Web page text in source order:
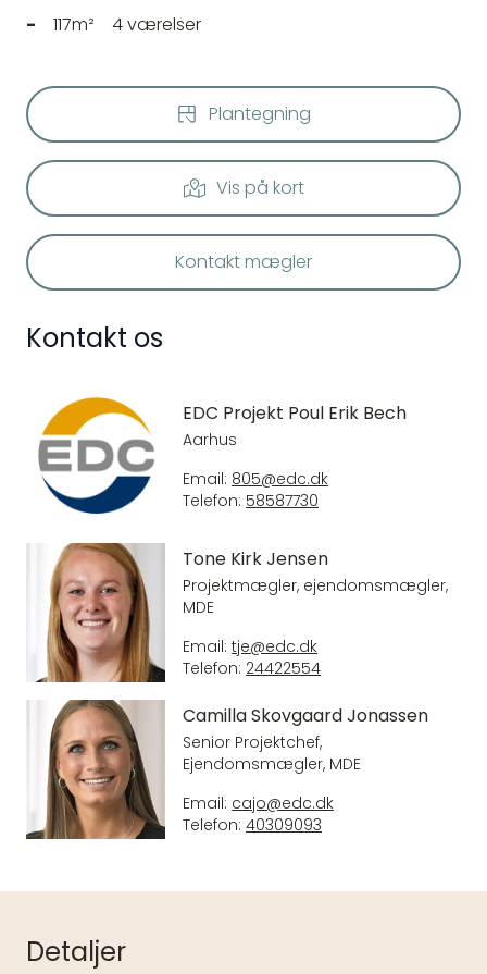
- 117m² 4 værelser
Plantegning
Vis på kort
Kontakt mægler
Kontakt os
EDC Projekt Poul Erik Bech
Aarhus
Email: 805@edc.dk
Telefon: 58587730
Tone Kirk Jensen
Projektmægler, ejendomsmægler,
MDE
Email: tje@edc.dk
Telefon: 24422554
Camilla Skovgaard Jonassen
Senior Projektchef,
Ejendomsmægler, MDE
Email: cajo@edc.dk
Telefon: 40309093
Detaljer